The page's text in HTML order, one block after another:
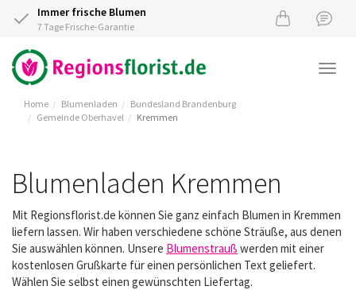
Immer frische Blumen
7 Tage Frische-Garantie
Home Blumenladen
Bundesland Brandenburg
Gemeinde Oberhavel
Kremmen
Blumenladen Kremmen
Mit Regionsflorist.de können Sie ganz einfach Blumen in Kremmen
liefern lassen. Wir haben verschiedene schöne Sträuße, aus denen
Sie auswählen können. Unsere Blumenstrauß werden mit einer
kostenlosen Grußkarte für einen persönlichen Text geliefert.
Wählen Sie selbst einen gewünschten Liefertag.